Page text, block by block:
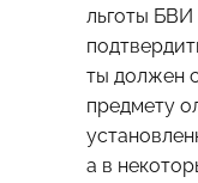
льготы
ты должен
предмету
а в